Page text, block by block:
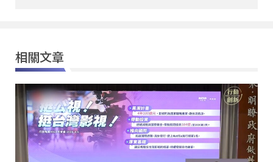
相關文章